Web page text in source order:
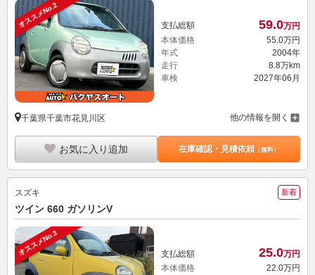
オススメNo.2 支払総額 59.0万円
本体価格
55. 0万円
年式
2004年
走行
8.8万km
車検
2027年06月
千葉県千葉市花見川区 他の情報を開く
お気に入り追加 在庫確認・見積依頼（無料）
スズキ 新着
ツイン 660 ガソリンV
オススメNo.3 支払総額 25.0万円
本体価格
22.0万円